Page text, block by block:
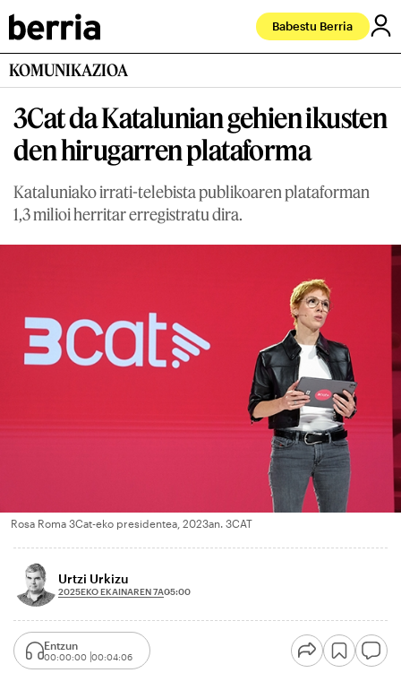
Babestu Berria
KOMUNIKAZIOA
3Cat da Katalunian gehien ikusten
den hirugarren plataforma
Kataluniako irrati-telebista publikoaren plataforman
1,3 milioi herritar erregistratu dira.
Rosa Roma 3Cat-eko presidentea, 2023an. 3CAT
Urtzi Urkizu
2025EKO EKAINAREN 7A05:00
Entzun
00:00:00 00:04:06